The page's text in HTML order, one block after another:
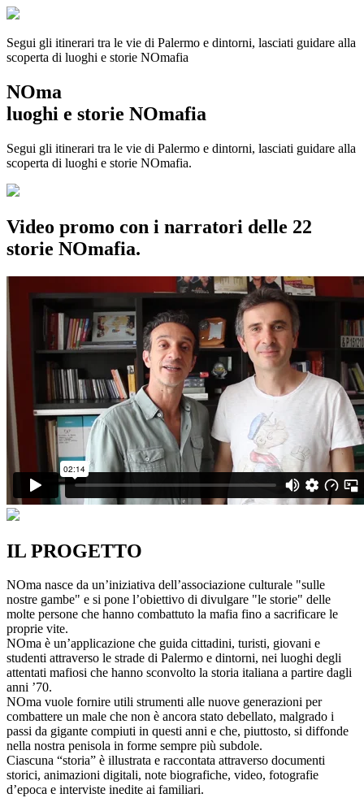
Segui gli itinerari tra le vie di Palermo e dintorni, lasciati guidare alla
scoperta di luoghi e storie NOmafia
NOma
luoghi e storie NOmafia
Segui gli itinerari tra le vie di Palermo e dintorni, lasciati guidare alla
scoperta di luoghi e storie NOmafia.
Video promo con i narratori delle 22
storie NOmafia.
IL PROGETTO
NOma nasce da un’iniziativa dell’associazione culturale "sulle
nostre gambe" e si pone l’obiettivo di divulgare "le storie" delle
molte persone che hanno combattuto la mafia fino a sacrificare le
proprie vite.
NOma è un’applicazione che guida cittadini, turisti, giovani e
studenti attraverso le strade di Palermo e dintorni, nei luoghi degli
attentati mafiosi che hanno sconvolto la storia italiana a partire dagli
anni ’70.
NOma vuole fornire utili strumenti alle nuove generazioni per
combattere un male che non è ancora stato debellato, malgrado i
passi da gigante compiuti in questi anni e che, piuttosto, si diffonde
nella nostra penisola in forme sempre più subdole.
Ciascuna “storia” è illustrata e raccontata attraverso documenti
storici, animazioni digitali, note biografiche, video, fotografie
d’epoca e interviste inedite ai familiari.